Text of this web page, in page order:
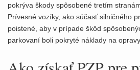
pokrýva škody spôsobené tretím
Prívesné vozíky, ako súčasť silničného
poistené, aby v prípade škôd
parkovaní boli pokryté náklady na